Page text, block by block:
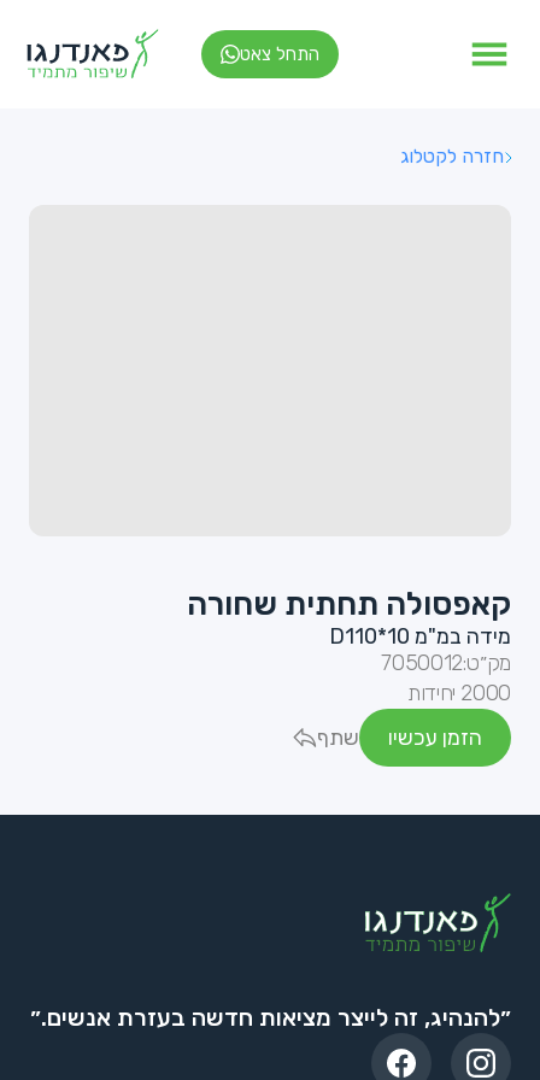
התחל צאט
חזרה לקטלוג
קאפסולה תחתית שחורה
מידה במ"מ D110*10
מק״ט:7050012
2000 יחידות
הזמן עכשיו
שתף
״להנהיג, זה לייצר מציאות חדשה בעזרת אנשים.״